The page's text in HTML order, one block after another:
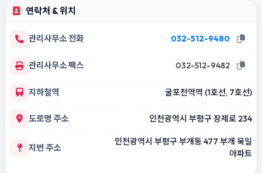
연락처 & 위치
관리사무소 전화 032-512-9480
관리사무소 팩스 032-512-9482
지하철역 굴포천역역 (1호선, 7호선)
도로명 주소 인천광역시 부평구 장제로 234
지번 주소
인천광역시 부평구 부개동 477 부개 욱일
아파트